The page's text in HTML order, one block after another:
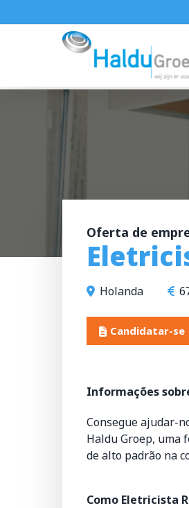
to
Oferta de
Holanda
Candidatar-se
Informações
Consegue ajudar-
Haldu Groep, uma
de alto padrão na
Como Eletricista